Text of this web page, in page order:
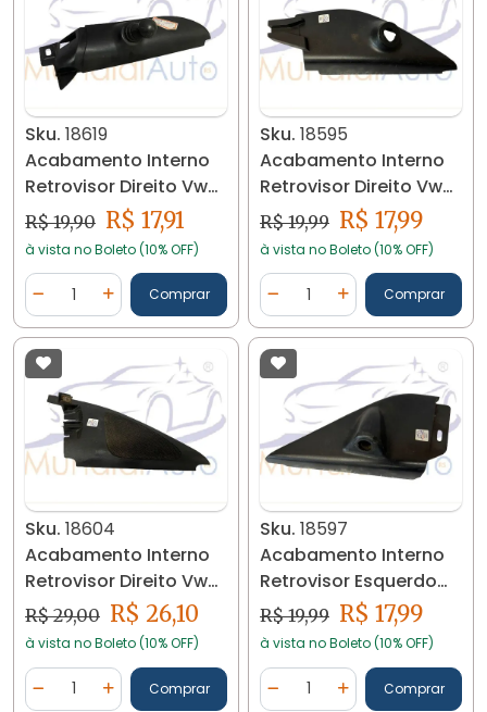
Sku. 18619
Acabamento Interno
Retrovisor Direito Vw
Fox 2005/10 18619
R$ 19,90 R$ 17,91
à vista no Boleto (10% OFF)
Diminuir Quantidade
Quantidade
Adicionar Quantidade
Comprar
Sku. 18595
Acabamento Interno
Retrovisor Direito Vw
Gol G5/g6 18595
R$ 19,99 R$ 17,99
à vista no Boleto (10% OFF)
Diminuir Quantidade
Quantidade
AdicionarComprar
Sku. 18604
Acabamento Interno
Retrovisor Direito Vw
Golf 99/06 18604
R$ 29,00 R$ 26,10
à vista no Boleto (10% OFF)
Diminuir Quantidade
Quantidade
Adicionar Quantidade
Comprar
Sku. 18597
Acabamento Interno
Retrovisor Esquerdo
Gol G2/g3/g4 18597
R$ 19,99 R$ 17,99
à vista no Boleto (10% OFF)
Diminuir Quantidade
Quantidade
AdicionarComprar